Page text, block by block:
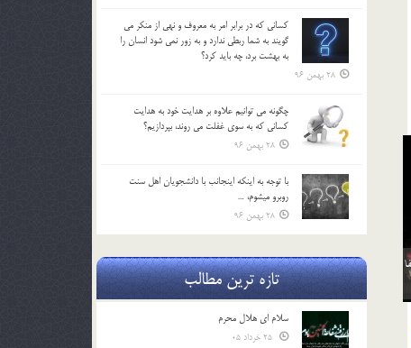
كساني كه در برابر امر به معروف و نهي از منكر مي
گويند به شما ربطي ندارد و به زور نمي شود انسان را
به بهشت برد، چه بايد كرد؟
28 بهمن 96
چگونه مي توانيم علاوه بر هدايت خود به هدايت
كساني كه به سوي غفلت مي روند، بپردازيم؟
28 بهمن 96
با توجه به اينكه اينجانب با دانشجويان اهل سنت
روبرو مي‎شوم، …
28 بهمن 96
تازه ترین مطالب
سلام ای هلال محرم